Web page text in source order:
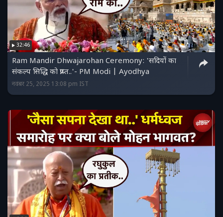
32:46
Ram Mandir Dhwajarohan Ceremony: 'सदियों का
संकल्प सिद्धि को प्राप्त..'- PM Modi | Ayodhya
नवंबर 25, 2025 13:08 pm IST